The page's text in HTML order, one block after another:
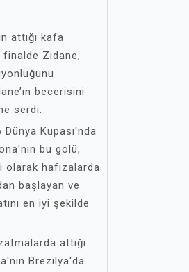
attığı kafa
finalde Zidane,
becerisini
serdi.
Kupası'nda
bu golü,
olarak hafızalarda
başlayan ve
en iyi şekilde
attığı
Brezilya'da